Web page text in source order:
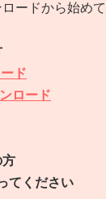
ードから始めて
ド
ロード
てください